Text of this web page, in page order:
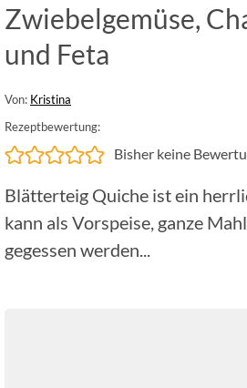
Zwiebelgemüse,
und Feta
Von: Kristina
Rezeptbewertung:
Bisher keine
Blätterteig Quiche ist ein
kann als Vorspeise, ganze
gegessen werden...